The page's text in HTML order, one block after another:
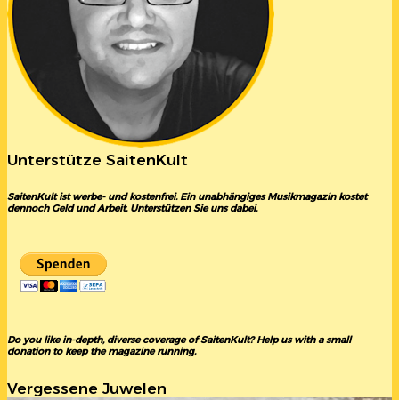
Unterstütze SaitenKult
SaitenKult ist werbe- und kostenfrei. Ein unabhängiges Musikmagazin kostet
dennoch Geld und Arbeit. Unterstützen Sie uns dabei.
Do you like in-depth, diverse coverage of SaitenKult? Help us with a small
donation to keep the magazine running.
Vergessene Juwelen